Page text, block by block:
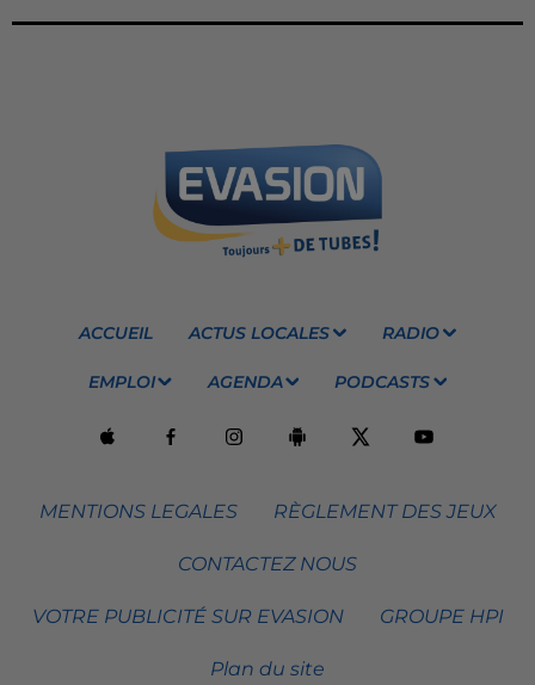
ACCUEIL ACTUS LOCALES RADIO
EMPLOI AGENDA PODCASTS
MENTIONS LEGALES RÈGLEMENT DES JEUX
CONTACTEZ NOUS
VOTRE PUBLICITÉ SUR EVASION GROUPE HPI
Plan du site